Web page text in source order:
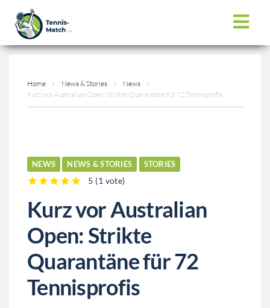
Home News & Stories
News
Kurz vor Australian Open: Strikte Quarantäne für 72 Tennisprofis
NEWS NEWS & STORIES STORIES
5 (1 vote)
Kurz vor Australian
Open: Strikte
Quarantäne für 72
Tennisprofis